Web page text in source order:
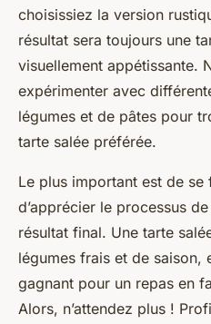
choisissiez la version
résultat sera toujours une
visuellement appétissante.
expérimenter avec
légumes et de pâtes pour
tarte salée préférée.
Le plus important est de se
d’apprécier le processus
résultat final. Une tarte
légumes frais et de saison,
gagnant pour un repas en
Alors, n’attendez plus !